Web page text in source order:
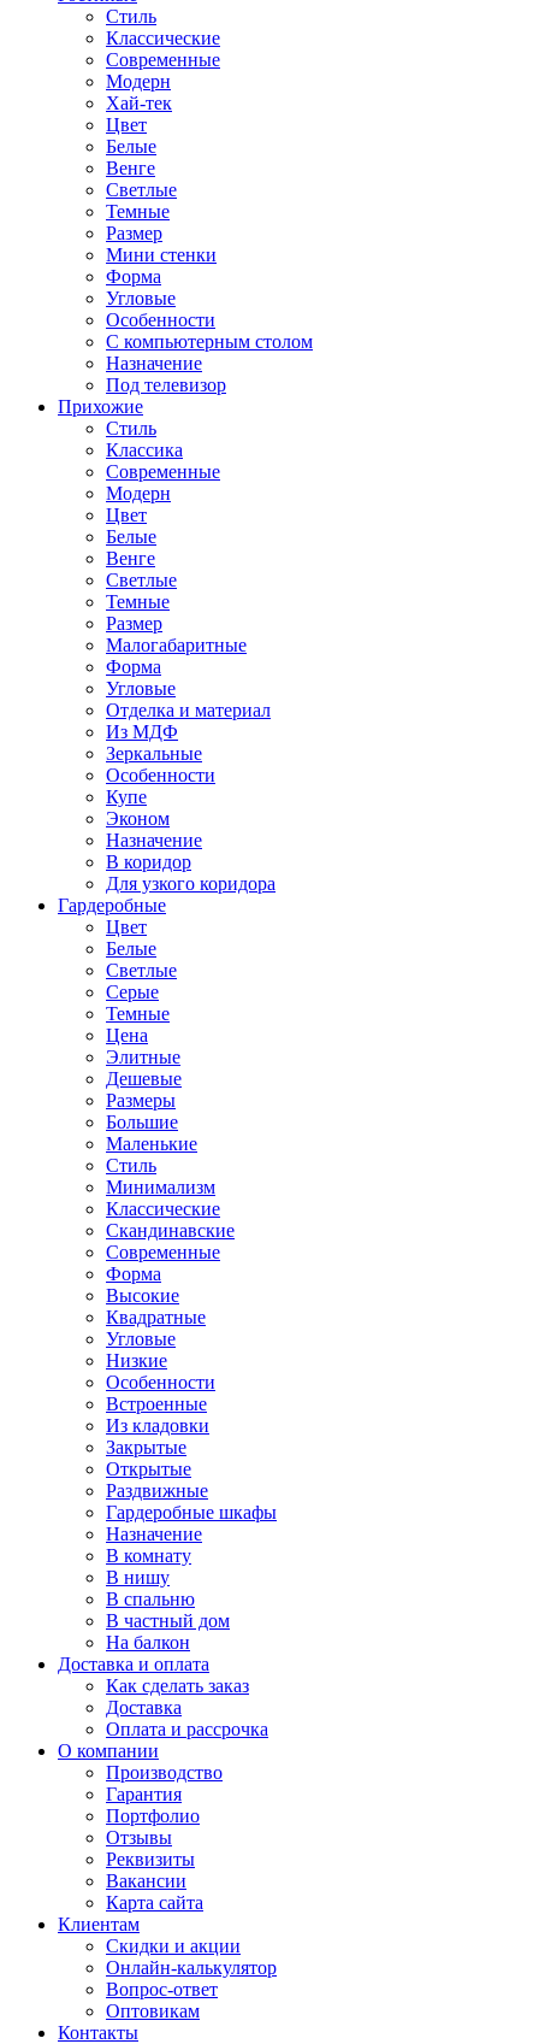
Стиль
Классические
Современные
Модерн
Хай-тек
Цвет
Белые
Венге
Светлые
Темные
Размер
Мини стенки
Форма
Угловые
Особенности
С компьютерным столом
Назначение
Под телевизор
Прихожие
Стиль
Классика
Современные
Модерн
Цвет
Белые
Венге
Светлые
Темные
Размер
Малогабаритные
Форма
Угловые
Отделка и материал
Из МДФ
Зеркальные
Особенности
Купе
Эконом
Назначение
В коридор
Для узкого коридора
Гардеробные
Цвет
Белые
Светлые
Серые
Темные
Цена
Элитные
Дешевые
Размеры
Большие
Маленькие
Стиль
Минимализм
Классические
Скандинавские
Современные
Форма
Высокие
Квадратные
Угловые
Низкие
Особенности
Встроенные
Из кладовки
Закрытые
Открытые
Раздвижные
Гардеробные шкафы
Назначение
В комнату
В нишу
В спальню
В частный дом
На балкон
Доставка и оплата
Как сделать заказ
Доставка
Оплата и рассрочка
О компании
Производство
Гарантия
Портфолио
Отзывы
Реквизиты
Вакансии
Карта сайта
Клиентам
Скидки и акции
Онлайн-калькулятор
Вопрос-ответ
Оптовикам
Контакты